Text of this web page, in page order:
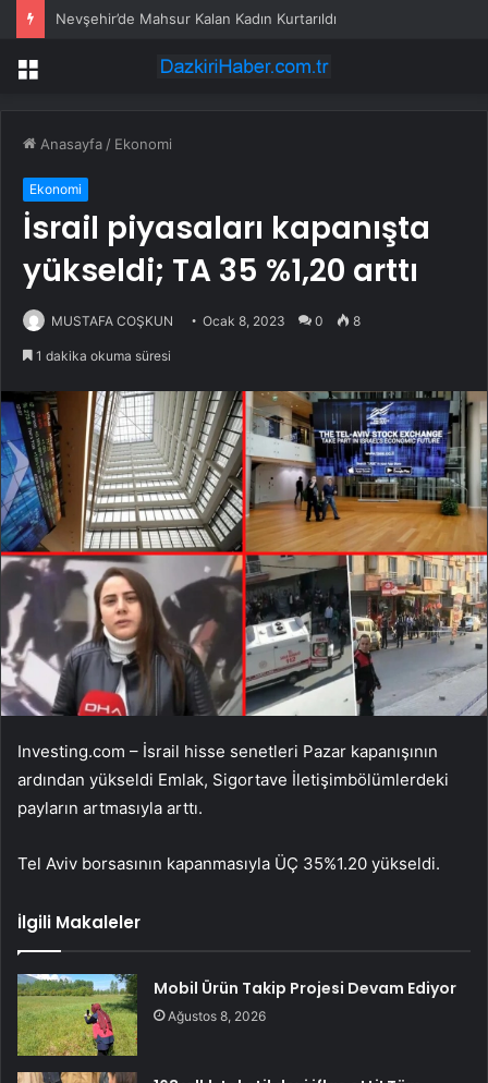
Nevşehir’de Mahsur Kalan Kadın Kurtarıldı
Menü
Anasayfa / Ekonomi
Ekonomi
İsrail piyasaları kapanışta
yükseldi; TA 35 %1,20 arttı
MUSTAFA COŞKUN Ocak 8, 2023 0 8
1 dakika okuma süresi
Investing.com – İsrail hisse senetleri Pazar kapanışının
ardından yükseldi Emlak, Sigortave İletişimbölümlerdeki
payların artmasıyla arttı.
Tel Aviv borsasının kapanmasıyla ÜÇ 35%1.20 yükseldi.
İlgili Makaleler
Mobil Ürün Takip Projesi Devam Ediyor
Ağustos 8, 2026